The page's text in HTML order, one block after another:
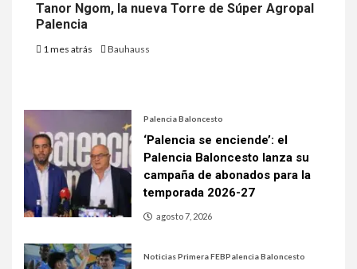
Tanor Ngom, la nueva Torre de Súper Agropal
Palencia
1 mes atrás Bauhauss
Palencia Baloncesto
‘Palencia se enciende’: el
Palencia Baloncesto lanza su
campaña de abonados para la
temporada 2026-27
agosto 7, 2026
Noticias Primera FEBPalencia Baloncesto